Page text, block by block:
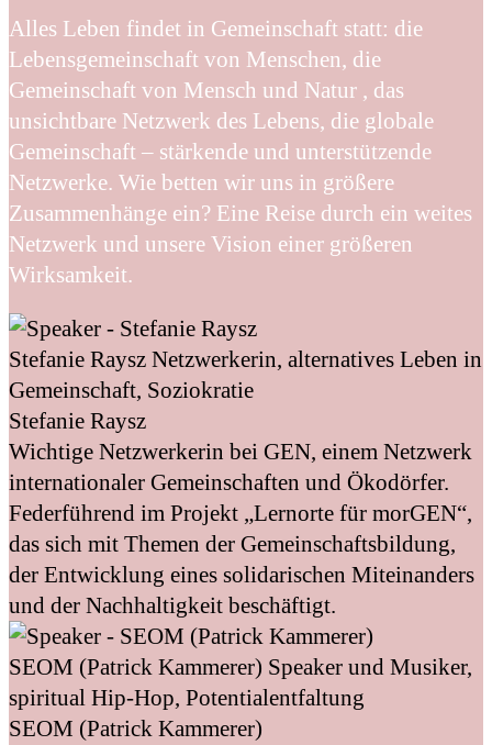
Alles Leben findet in Gemeinschaft statt: die
Lebensgemeinschaft von Menschen, die
Gemeinschaft von Mensch und Natur , das
unsichtbare Netzwerk des Lebens, die globale
Gemeinschaft – stärkende und unterstützende
Netzwerke. Wie betten wir uns in größere
Zusammenhänge ein? Eine Reise durch ein weites
Netzwerk und unsere Vision einer größeren
Wirksamkeit.
Stefanie Raysz Netzwerkerin, alternatives Leben in
Gemeinschaft, Soziokratie
Stefanie Raysz
Wichtige Netzwerkerin bei GEN, einem Netzwerk
internationaler Gemeinschaften und Ökodörfer.
Federführend im Projekt „Lernorte für morGEN“,
das sich mit Themen der Gemeinschaftsbildung,
der Entwicklung eines solidarischen Miteinanders
und der Nachhaltigkeit beschäftigt.
SEOM (Patrick Kammerer) Speaker und Musiker,
spiritual Hip-Hop, Potentialentfaltung
SEOM (Patrick Kammerer)